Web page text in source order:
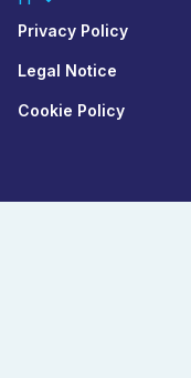
Privacy Policy
Legal Notice
Cookie Policy